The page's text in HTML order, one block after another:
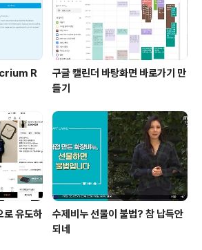
구글 캘린더 바탕화면 바로가기 만
들기
로 유도하
수제비누 선물이 불법? 참 납득안
되네